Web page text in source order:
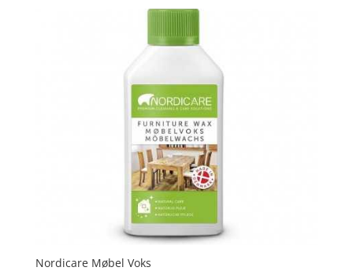
Nordicare Møbel Voks